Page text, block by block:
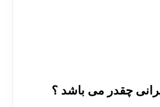
چقدر می باشد ؟